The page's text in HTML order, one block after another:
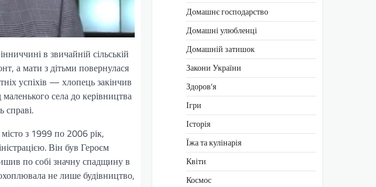
в звичайній сільській
а мати з дітьми повернулася
успіхів — хлопець закінчив
села до керівництва
справі.
з 1999 по 2006 рік,
Він був Героєм
по собі значну спадщину в
не лише будівництво,
Домашнє господарство
Домашні улюбленці
Домашній затишок
Закони України
Здоров'я
Ігри
Історія
Їжа та кулінарія
Квіти
Космос